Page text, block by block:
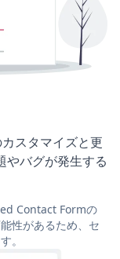
スタマイズと更
やバグが発生する
Contact Formの
性があるため、セ
。